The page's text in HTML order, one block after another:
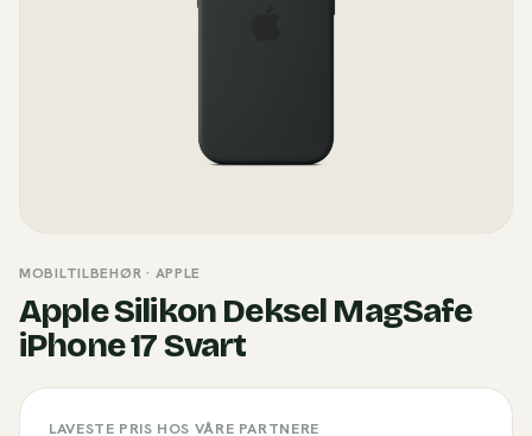
MOBILTILBEHØR · APPLE
Apple Silikon Deksel MagSafe
iPhone 17 Svart
LAVESTE PRIS HOS VÅRE PARTNERE